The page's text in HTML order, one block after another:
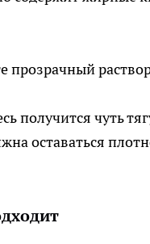
чуть
оставаться